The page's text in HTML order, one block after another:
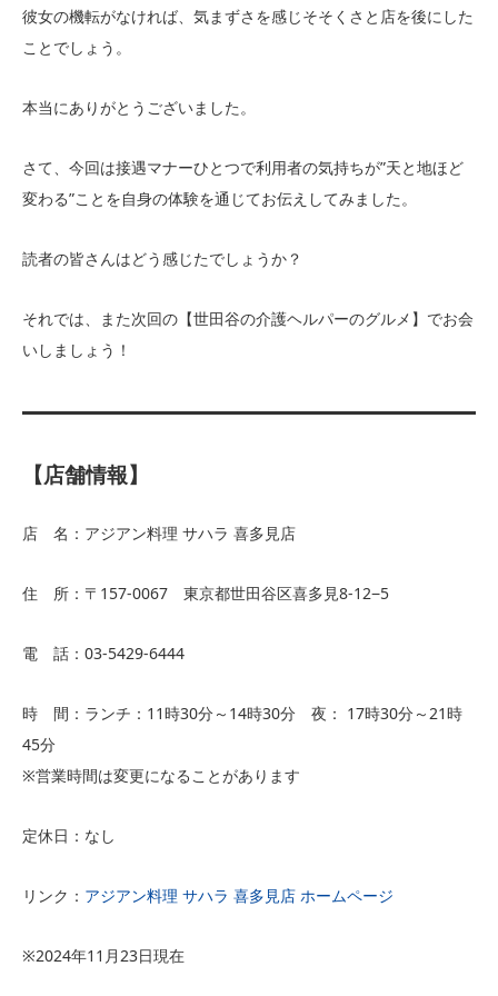
彼女の機転がなければ、気まずさを感じそそくさと店を後にした
ことでしょう。
本当にありがとうございました。
さて、今回は接遇マナーひとつで利用者の気持ちが”天と地ほど
変わる”ことを自身の体験を通じてお伝えしてみました。
読者の皆さんはどう感じたでしょうか？
それでは、また次回の【世田谷の介護ヘルパーのグルメ】でお会
いしましょう！
【店舗情報】
店 名：アジアン料理 サハラ 喜多見店
住 所：〒157-0067 東京都世田谷区喜多見8-12−5
電 話：03-5429-6444
時 間：ランチ：11時30分～14時30分 夜： 17時30分～21時
45分
※営業時間は変更になることがあります
定休日：なし
リンク： アジアン料理 サハラ 喜多見店 ホームページ
※2024年11月23日現在